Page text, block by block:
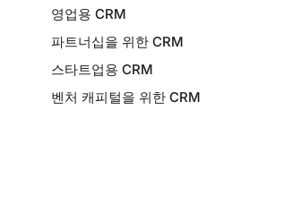
영업용 CRM
파트너십을 위한 CRM
스타트업용 CRM
벤처 캐피털을 위한 CRM